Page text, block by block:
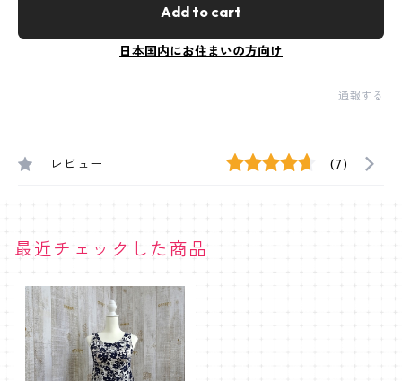
Add to cart
日本国内にお住まいの方向け
通報する
レビュー (7)
最近チェックした商品